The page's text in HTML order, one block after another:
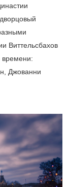
Виттельсбахов
времени:
Джованни